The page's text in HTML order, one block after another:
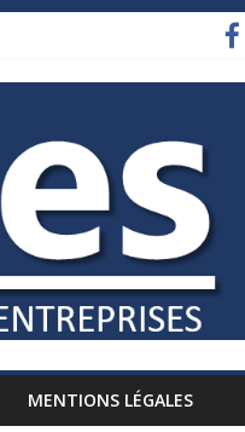
MENTIONS LÉGALES